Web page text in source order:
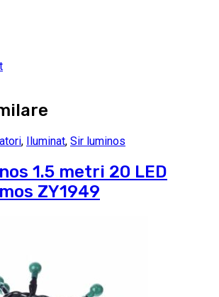
, Iluminat, Sir luminos
1.5 metri 20 LED
ZY1949